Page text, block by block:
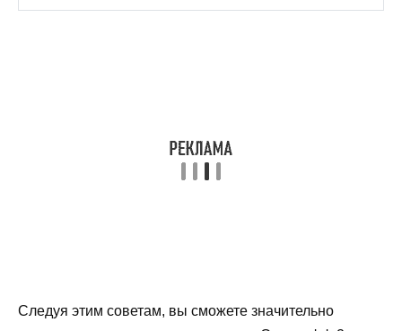
Следуя этим советам, вы сможете значительно